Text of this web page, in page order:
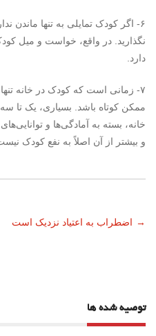
۶- اگر کودک تمایلی به تنها ماندن
نگذارید. در واقع، خواست و میل
دارد.
۷- زمانی است که کودک در خانه
ممکن کوتاه باشد. بسیاری، یک تا
خانه، ‌بسته به آمادگی‌ها و
و بیشتر از آن اصلاً به نفع کودک
ناوبری
اضطراب به اعتیاد نزدیک است →
توصیه شده ها